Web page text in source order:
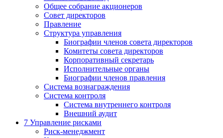
Общее собрание акционеров
Совет директоров
Правление
Структура управления
Биографии членов совета директоров
Комитеты совета директоров
Корпоративный секретарь
Исполнительные органы
Биографии членов правления
Система вознаграждения
Система контроля
Система внутреннего контроля
Внешний аудит
7 Управление рисками
Риск-менеджмент